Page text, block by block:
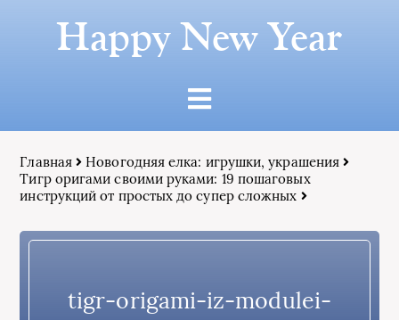
Happy New Year
Главная
Новогодняя елка: игрушки, украшения
Тигр оригами своими руками: 19 пошаговых
инструкций от простых до супер сложных
tigr-origami-iz-modulei-